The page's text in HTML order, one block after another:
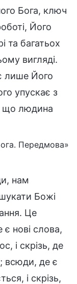
Бога, ключ
Його
та багатьох
вигляді.
лише Його
упускає з
що людина
Передмова»
нам
Божі
Це
нові слова,
і скрізь, де
всюди, де є
і скрізь,